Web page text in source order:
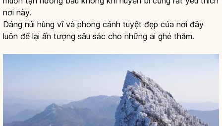
nơi này.
Dáng núi hùng vĩ và phong cảnh tuyệt đẹp của nơi đây
luôn để lại ấn tượng sâu sắc cho những ai ghé thăm.